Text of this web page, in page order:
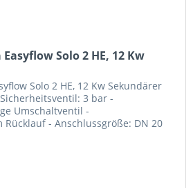
Solo 2 HE, 12 Kw
Solo 2 HE, 12 Kw Sekundärer
3 bar -
Umschaltventil -
- Anschlussgröße: DN 20